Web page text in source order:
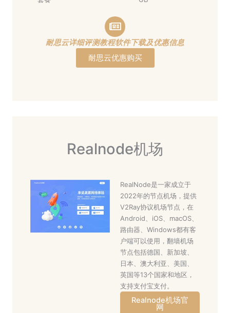
耐思云详细评测教程软件下载及优惠信息
耐思云优惠购买
Realnode机场
RealNode是一家成立于
2022年的节点机场，提供
V2Ray协议机场节点，在
Android、iOS、macOS、
路由器、Windows都有客
户端可以使用，翻墙机场
节点包括德国、新加坡、
日本、澳大利亚、美国、
英国等13个国家和地区，
支持支付宝支付。
Realnode机场官
网